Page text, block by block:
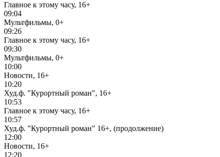
Главное к этому часу, 16+
09:04
Мультфильмы, 0+
09:26
Главное к этому часу, 16+
09:30
Мультфильмы, 0+
10:00
Новости, 16+
10:20
Худ.ф. "Курортный роман", 16+
10:53
Главное к этому часу, 16+
10:57
Худ.ф. "Курортный роман" 16+, (продолжение)
12:00
Новости, 16+
12:20